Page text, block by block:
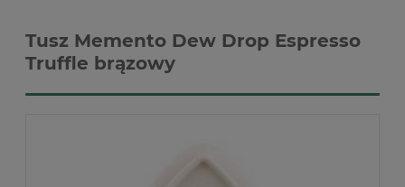
Tusz Memento Dew Drop Espresso
Truffle brązowy